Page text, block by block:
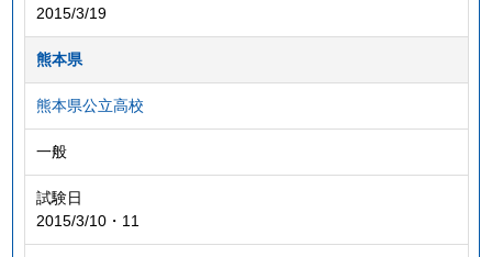
2015/3/19
熊本県
熊本県公立高校
一般
試験日
2015/3/10・11